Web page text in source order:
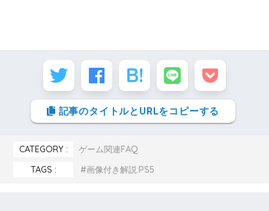
記事のタイトルとURLをコピーする
CATEGORY :
ゲーム関連FAQ
TAGS :
画像付き解説:PS5